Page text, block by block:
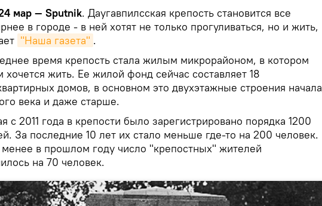
мар — Sputnik. Даугавпилсская крепость становится все
в городе - в ней хотят не только прогуливаться, но и жить,
"Наша газета" .
время крепость стала жилым микрорайоном, в котором
хочется жить. Ее жилой фонд сейчас составляет 18
домов, в основном это двухэтажные строения начала
века и даже старше.
с 2011 года в крепости было зарегистрировано порядка 1200
За последние 10 лет их стало меньше где-то на 200 человек.
в прошлом году число "крепостных" жителей
на 70 человек.